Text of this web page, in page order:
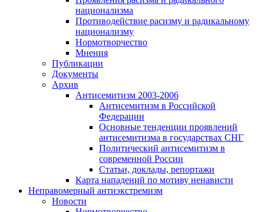
национализма
Противодействие расизму и радикальному
национализму
Нормотворчество
Мнения
Публикации
Документы
Архив
Антисемитизм 2003-2006
Антисемитизм в Российской
Федерации
Основные тенденции проявлений
антисемитизма в государствах СНГ
Политический антисемитизм в
современной России
Статьи, доклады, репортажи
Карта нападений по мотиву ненависти
Неправомерный антиэкстремизм
Новости